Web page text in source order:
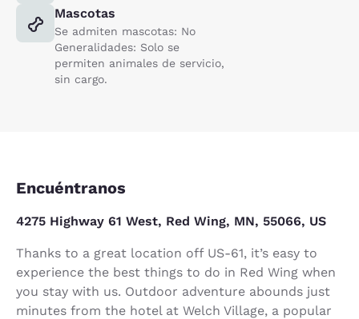
Mascotas
Se admiten mascotas: No
Generalidades: Solo se
permiten animales de servicio,
sin cargo.
Encuéntranos
4275 Highway 61 West, Red Wing, MN, 55066, US
Thanks to a great location off US-61, it’s easy to
experience the best things to do in Red Wing when
you stay with us. Outdoor adventure abounds just
minutes from the hotel at Welch Village, a popular